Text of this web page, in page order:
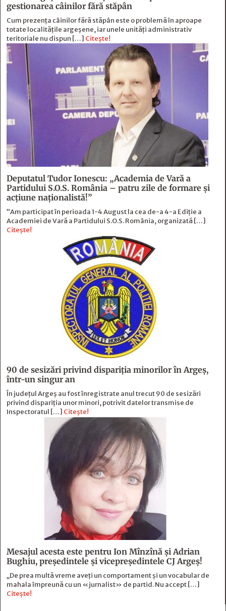
gestionarea câinilor fără stăpân
Cum prezența câinilor fără stăpân este o problemă în aproape
totate localitățile argeșene, iar unele unități administrativ
teritoriale nu dispun […] Citește!
Deputatul Tudor Ionescu: „Academia de Vară a
Partidului S.O.S. România – patru zile de formare şi
acţiune naţionalistă!”
”Am participat în perioada 1-4 August la cea de-a 4-a Ediție a
Academiei de Vară a Partidului S.O.S. România, organizată […]
Citește!
90 de sesizări privind dispariţia minorilor în Argeş,
într-un singur an
În județul Argeș au fost înregistrate anul trecut 90 de sesizări
privind dispariția unor minori, potrivit datelor transmise de
Inspectoratul […] Citește!
Mesajul acesta este pentru Ion Mînzînă şi Adrian
Bughiu, preşedintele şi vicepreşedintele CJ Argeş!
„De prea multă vreme aveți un comportament și un vocabular de
mahala împreună cu un «jurnalist» de partid. Nu accept […]
Citește!